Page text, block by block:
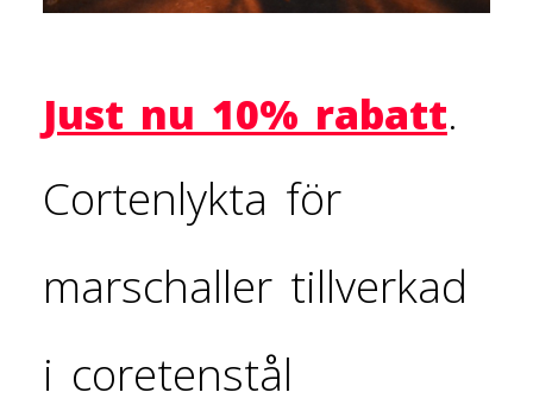
Just nu 10% rabatt.
Cortenlykta för
marschaller tillverkad
i coretenstål